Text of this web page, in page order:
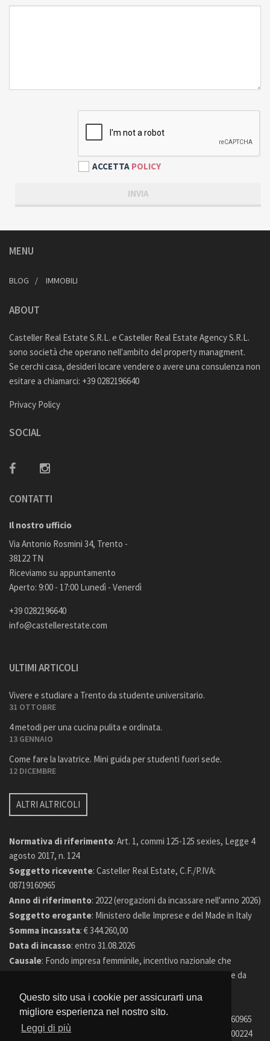
Questo sito usa i cookie per assicurarti una
migliore esperienza nel nostro sito.
Leggi di più
ACCETTA POLICY
MENU
BLOG IMMOBILI
ABOUT
Casteller Real Estate S.R.L. e Casteller Real Estate Agency S.R.L.
sono società che operano nell'ambito del property managment.
Se cerchi casa, desideri locare vendere o avere una consulenza non
esitare a chiamarci: +39 0282196640
Privacy Policy
SOCIAL
CONTATTI
Il nostro ufficio
Via Antonio Rosmini 34, Trento -
38122 TN
Riceviamo su appuntamento
Aperto: 9:00 - 17:00 Lunedì - Venerdì
+39 0282196640
info@castellerestate.com
ULTIMI ARTICOLI
Vivere e studiare a Trento da studente universitario.
31 OTTOBRE
4 metodi per una cucina pulita e ordinata.
13 GENNAIO
Come fare la lavatrice. Mini guida per studenti fuori sede.
12 DICEMBRE
ALTRI ALTRICOLI
Normativa di riferimento: Art. 1, commi 125-125 sexies, Legge 4
agosto 2017, n. 124
Soggetto ricevente: Casteller Real Estate, C.F./P.IVA:
08719160965
Anno di riferimento: 2022 (erogazioni da incassare nell'anno 2026)
Soggetto erogante: Ministero delle Imprese e del Made in Italy
Somma incassata: € 344.260,00
Data di incasso: entro 31.08.2026
Causale: Fondo impresa femminile, incentivo nazionale che
sostiene la nascita e il consolidamento delle imprese guidate da
© 2026 Casteller Real Estate. PI 08719160965
© 2026 Casteller Real Estate Agency. PI 02478900224